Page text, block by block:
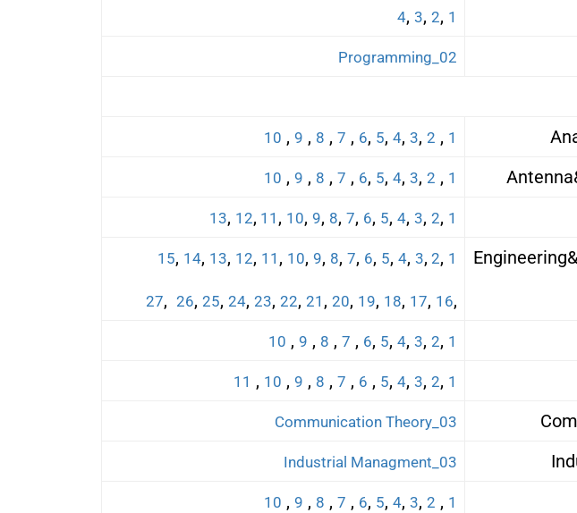
1
,
2
,
3
,
4
02_Programming
1
,
2
,
3
,
4
,
5
,
6
,
7
,
8
,
9
,
10
1
,
2
,
3
,
4
,
5
,
6
,
7
,
8
,
9
,
10
1
,
2
,
3
,
4
,
5
,
6
,
7
,
8
,
9
,
10
,
11
,
12
,
13
1
,
2
,
3
,
4
,
5
,
6
,
7
,
8
,
9
,
10
,
11
,
12
,
13
,
14
,
15
,
16
,
17
,
18
,
19
,
20
,
21
,
22
,
23
,
24
,
25
,
26
,
27
1
,
2
,
3
,
4
,
5
,
6
,
7
,
8
,
9
,
10
1
,
2
,
3
,
4
,
5
,
6
,
7
,
8
,
9
,
10
,
11
03_Communication Theory
03_Industrial Managment
1
,
2
,
3
,
4
,
5
,
6
,
7
,
8
,
9
,
10